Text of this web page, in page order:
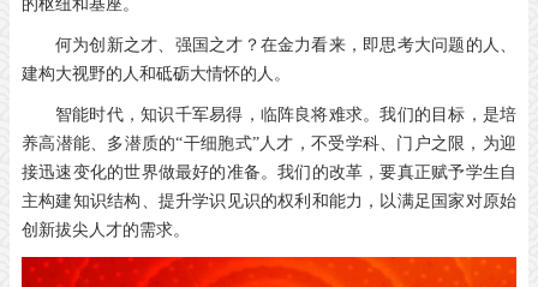
的枢纽和基座。
何为创新之才、强国之才？在金力看来，即思考大问题的人、
建构大视野的人和砥砺大情怀的人。
智能时代，知识千军易得，临阵良将难求。我们的目标，是培
养高潜能、多潜质的“干细胞式”人才，不受学科、门户之限，为迎
接迅速变化的世界做最好的准备。我们的改革，要真正赋予学生自
主构建知识结构、提升学识见识的权利和能力，以满足国家对原始
创新拔尖人才的需求。